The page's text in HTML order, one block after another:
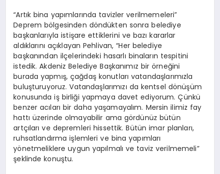
“Artık bina yapımlarında tavizler verilmemeleri”
Deprem bölgesinden döndükten sonra belediye
başkanlarıyla istişare ettiklerini ve bazı kararlar
aldıklarını açıklayan Pehlivan, “Her belediye
başkanından ilçelerindeki hasarlı binaların tespitini
istedik. Akdeniz Belediye Başkanımız bir örneğini
burada yapmış, çağdaş konutları vatandaşlarımızla
buluşturuyoruz. Vatandaşlarımızı da kentsel dönüşüm
konusunda iş birliği yapmaya davet ediyorum. Çünkü
benzer acıları bir daha yaşamayalım. Mersin ilimiz fay
hattı üzerinde olmayabilir ama gördünüz bütün
artçıları ve depremleri hissettik. Bütün imar planları,
ruhsatlandırma işlemleri ve bina yapımları
yönetmeliklere uygun yapılmalı ve taviz verilmemeli”
şeklinde konuştu.